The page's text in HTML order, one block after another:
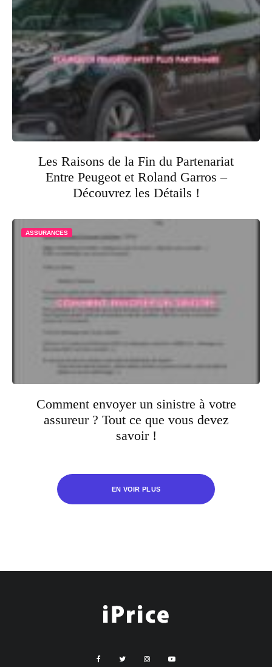
Les Raisons de la Fin du Partenariat
Entre Peugeot et Roland Garros –
Découvrez les Détails !
ASSURANCES
Comment envoyer un sinistre à votre
assureur ? Tout ce que vous devez
savoir !
EN VOIR PLUS